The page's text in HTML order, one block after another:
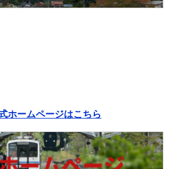
ホームページはこちら